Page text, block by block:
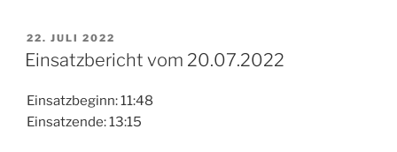
VERÖFFENTLICHT
AM
22. JULI 2022
Einsatzbericht vom 20.07.2022
Einsatzbeginn: 11:48
Einsatzende: 13:15